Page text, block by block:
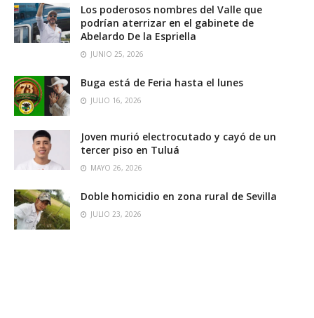
Los poderosos nombres del Valle que
podrían aterrizar en el gabinete de
Abelardo De la Espriella
JUNIO 25, 2026
Buga está de Feria hasta el lunes
JULIO 16, 2026
Joven murió electrocutado y cayó de un
tercer piso en Tuluá
MAYO 26, 2026
Doble homicidio en zona rural de Sevilla
JULIO 23, 2026